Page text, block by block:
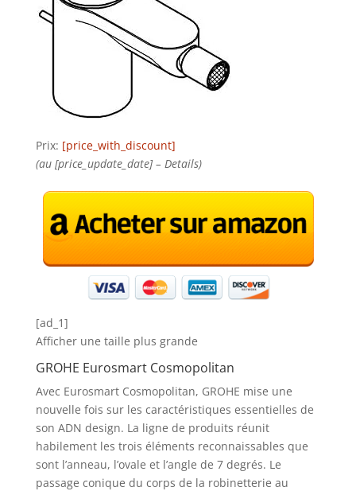
Prix: [price_with_discount]
(au [price_update_date] – Details)
[ad_1]
Afficher une taille plus grande
GROHE Eurosmart Cosmopolitan
Avec Eurosmart Cosmopolitan, GROHE mise une
nouvelle fois sur les caractéristiques essentielles de
son ADN design. La ligne de produits réunit
habilement les trois éléments reconnaissables que
sont l’anneau, l’ovale et l’angle de 7 degrés. Le
passage conique du corps de la robinetterie au